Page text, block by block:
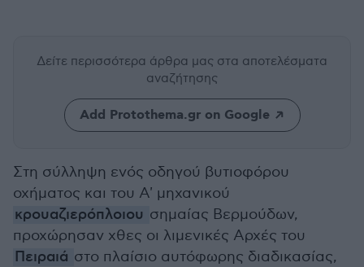
Δείτε περισσότερα άρθρα μας στα αποτελέσματα
αναζήτησης
Add Protothema.gr on Google
Στη σύλληψη ενός οδηγού βυτιοφόρου
οχήματος και του Α' μηχανικού
κρουαζιερόπλοιου σημαίας Βερμούδων,
προχώρησαν χθες οι λιμενικές Αρχές του
Πειραιά στο πλαίσιο αυτόφωρης διαδικασίας,